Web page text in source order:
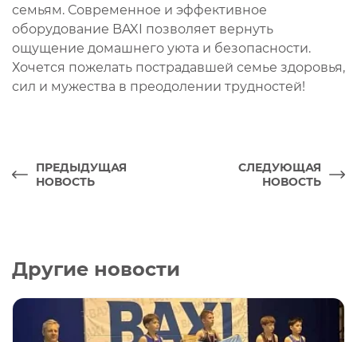
семьям. Современное и эффективное
оборудование BAXI позволяет вернуть
ощущение домашнего уюта и безопасности.
Хочется пожелать пострадавшей семье здоровья,
сил и мужества в преодолении трудностей!
ПРЕДЫДУЩАЯ
НОВОСТЬ
СЛЕДУЮЩАЯ
НОВОСТЬ
Другие новости